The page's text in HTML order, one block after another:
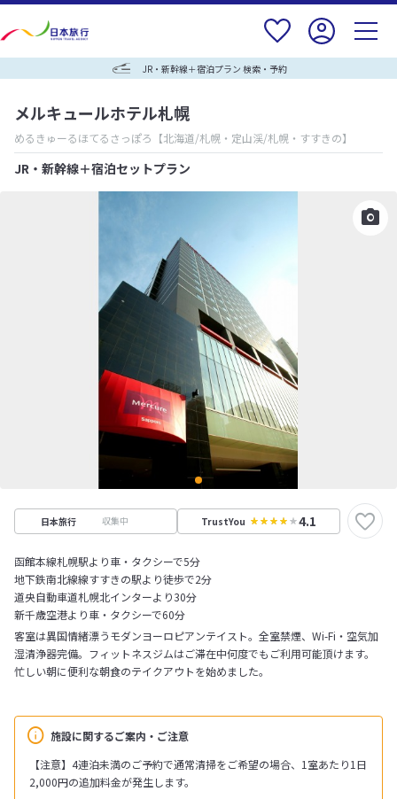
JR・新幹線＋宿泊プラン 検索・予約
メルキュールホテル札幌
めるきゅーるほてるさっぽろ 【北海道/札幌・定山渓/札幌・すすきの】
JR・新幹線＋宿泊セットプラン
日本旅行 収集中 TrustYou 4.1
函館本線札幌駅より車・タクシーで5分
地下鉄南北線線すすきの駅より徒歩で2分
道央自動車道札幌北インターより30分
新千歳空港より車・タクシーで60分
施設に関するご案内・ご注意
【注意】4連泊未満のご予約で通常清掃をご希望の場合、1室あたり1日
2,000円の追加料金が発生します。
客室は異国情緒漂うモダンヨーロピアンテイスト。全室禁煙、Wi-Fi・空気加
湿清浄器完備。フィットネスジムはご滞在中何度でもご利用可能頂けます。
忙しい朝に便利な朝食のテイクアウトを始めました。